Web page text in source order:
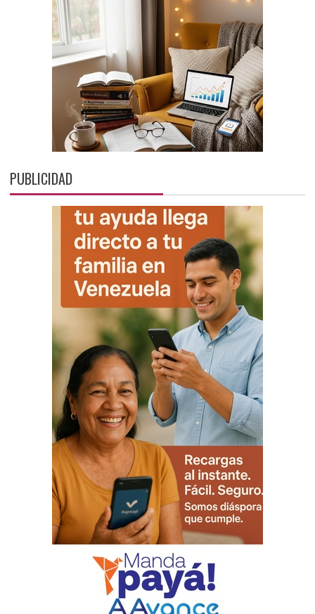
PUBLICIDAD